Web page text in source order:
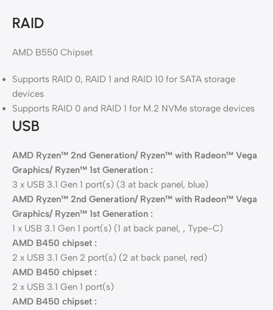
RAID
AMD B550 Chipset
Supports RAID 0, RAID 1 and RAID 10 for SATA storage
devices
Supports RAID 0 and RAID 1 for M.2 NVMe storage devices
USB
AMD Ryzen™ 2nd Generation/ Ryzen™ with Radeon™ Vega
Graphics/ Ryzen™ 1st Generation :
3 x USB 3.1 Gen 1 port(s) (3 at back panel, blue)
AMD Ryzen™ 2nd Generation/ Ryzen™ with Radeon™ Vega
Graphics/ Ryzen™ 1st Generation :
1 x USB 3.1 Gen 1 port(s) (1 at back panel, , Type-C)
AMD B450 chipset :
2 x USB 3.1 Gen 2 port(s) (2 at back panel, red)
AMD B450 chipset :
2 x USB 3.1 Gen 1 port(s)
AMD B450 chipset :